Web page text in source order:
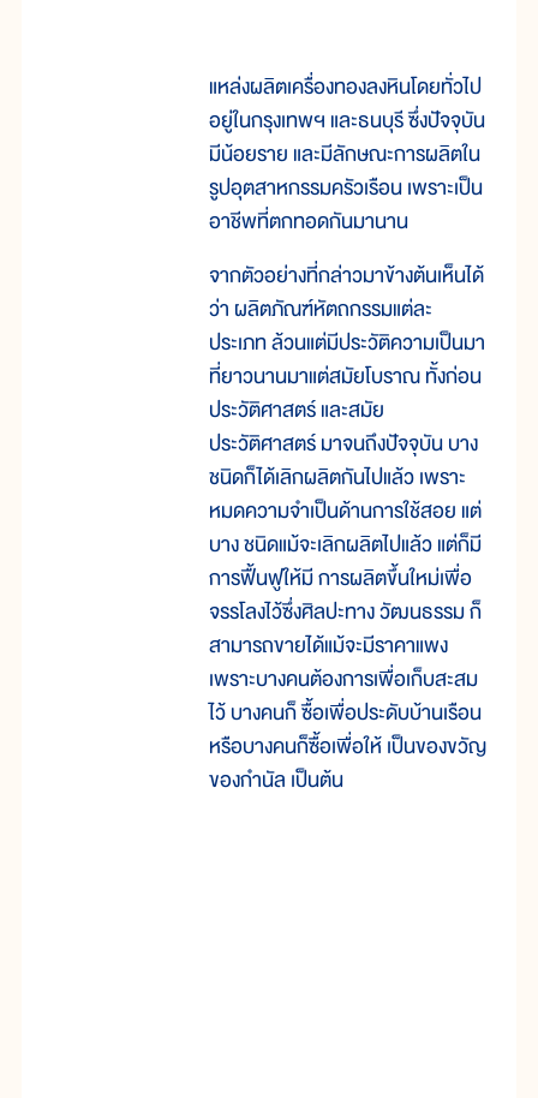
แหล่งผลิตเครื่องทองลงหินโดยทั่วไป
อยู่ในกรุงเทพฯ และธนบุรี ซึ่งปัจจุบัน
มีน้อยราย และมีลักษณะการผลิตใน
รูปอุตสาหกรรมครัวเรือน เพราะเป็น
อาชีพที่ตกทอดกันมานาน
จากตัวอย่างที่กล่าวมาข้างต้นเห็นได้
ว่า ผลิตภัณฑ์หัตถกรรมแต่ละ
ประเภท ล้วนแต่มีประวัติความเป็นมา
ที่ยาวนานมาแต่สมัยโบราณ ทั้งก่อน
ประวัติศาสตร์ และสมัย
ประวัติศาสตร์ มาจนถึงปัจจุบัน บาง
ชนิดก็ได้เลิกผลิตกันไปแล้ว เพราะ
หมดความจำเป็นด้านการใช้สอย แต่
บาง ชนิดแม้จะเลิกผลิตไปแล้ว แต่ก็มี
การฟื้นฟูให้มี การผลิตขึ้นใหม่เพื่อ
จรรโลงไว้ซึ่งศิลปะทาง วัฒนธรรม ก็
สามารถขายได้แม้จะมีราคาแพง
เพราะบางคนต้องการเพื่อเก็บสะสม
ไว้ บางคนก็ ซื้อเพื่อประดับบ้านเรือน
หรือบางคนก็ซื้อเพื่อให้ เป็นของขวัญ
ของกำนัล เป็นต้น